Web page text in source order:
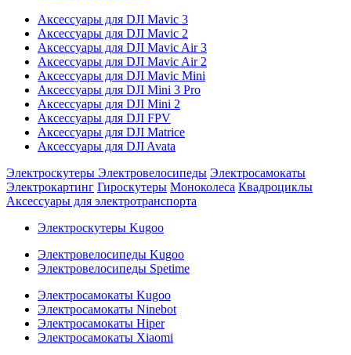
Аксессуары для DJI Mavic 3
Аксессуары для DJI Mavic 2
Аксессуары для DJI Mavic Air 3
Аксессуары для DJI Mavic Air 2
Аксессуары для DJI Mavic Mini
Аксессуары для DJI Mini 3 Pro
Аксессуары для DJI Mini 2
Аксессуары для DJI FPV
Аксессуары для DJI Matrice
Аксессуары для DJI Avata
Электроскутеры Электровелосипеды Электросамокаты
Электрокартинг Гироскутеры Моноколеса Квадроциклы
Аксессуары для электротранспорта
Электроскутеры Kugoo
Электровелосипеды Kugoo
Электровелосипеды Spetime
Электросамокаты Kugoo
Электросамокаты Ninebot
Электросамокаты Hiper
Электросамокаты Xiaomi